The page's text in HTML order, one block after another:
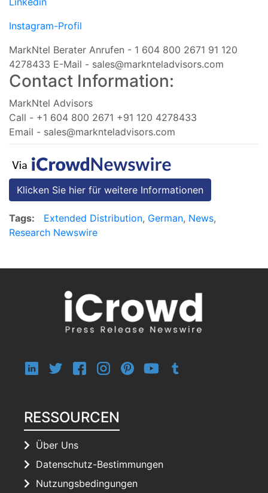
Instagram-Profil
MarkNtel Berater Anrufen - 1 604 800 2671 91 120
4278433 E-Mail - sales@marknteladvisors.com
Contact Information:
MarkNtel Advisors
Call - +1 604 800 2671 +91 120 4278433
Email - sales@marknteladvisors.com
Klicken Sie hier für weitere Informationen
Tags: Extended Distribution, German, News,
Research Newswire
RESSOURCEN
Über Uns
Datenschutz-Bestimmungen
Nutzungsbedingungen